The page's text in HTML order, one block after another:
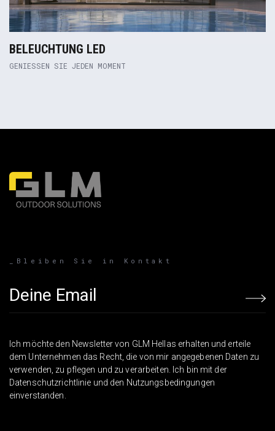
BELEUCHTUNG LED
GENIESSEN SIE JEDEN MOMENT
_Bleiben Sie in Kontakt
Email address
Ich möchte den Newsletter von GLM Hellas erhalten und erteile
dem Unternehmen das Recht, die von mir angegebenen Daten zu
verwenden, zu pflegen und zu verarbeiten. Ich bin mit der
Datenschutzrichtlinie und den Nutzungsbedingungen
einverstanden.